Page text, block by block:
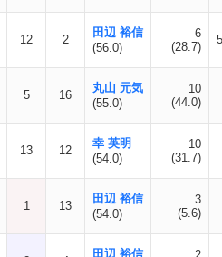
12 2
田辺 裕信
(56.0)
6
(28.7)
5 16
丸山 元気
(55.0)
10
(44.0)
13 12
幸 英明
(54.0)
10
(31.7)
1 13
田辺 裕信
(54.0)
3
(5.6)
田辺 裕信